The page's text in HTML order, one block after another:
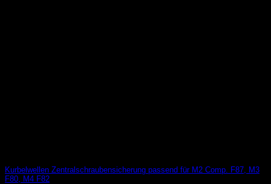
Kurbelwellen Zentralschraubensicherung passend für M2 Comp. F87, M3
F80, M4 F82